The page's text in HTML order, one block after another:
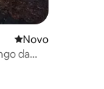
Novo lugar para
Novo
da